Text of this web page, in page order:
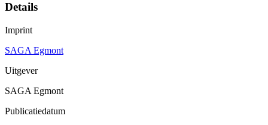
Details
Imprint
SAGA Egmont
Uitgever
SAGA Egmont
Publicatiedatum